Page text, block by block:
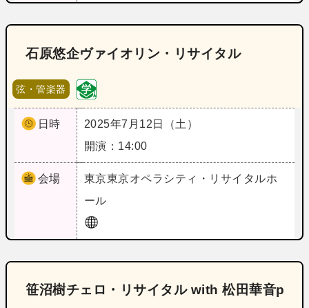
石原悠企ヴァイオリン・リサイタル
弦・管楽器
日時
2025年7月12日（土）
開演：14:00
会場 東京東京オペラシティ・リサイタルホ
ール
笹沼樹チェロ・リサイタル with 松田華音p